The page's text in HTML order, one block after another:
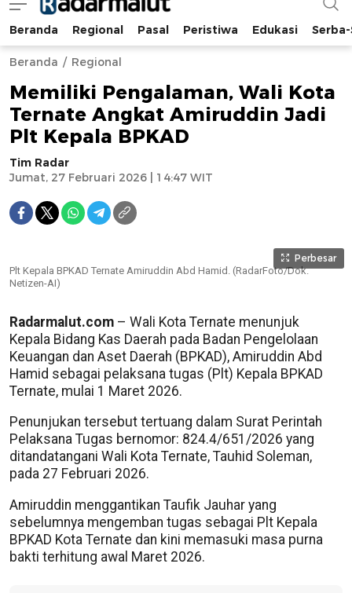
Radar Malut
Bacaan Nyindir
Beranda Regional Pasal Peristiwa Edukasi
Beranda Regional
Memiliki Pengalaman, Wali Kota
Ternate Angkat Amiruddin Jadi
Plt Kepala BPKAD
Tim Radar
Jumat, 27 Februari 2026 | 14:47 WIT
Perbesar
Plt Kepala BPKAD Ternate Amiruddin Abd Hamid. (RadarFoto/Dok.
Netizen-AI)
Radarmalut.com – Wali Kota Ternate menunjuk
Kepala Bidang Kas Daerah pada Badan Pengelolaan
Keuangan dan Aset Daerah (BPKAD), Amiruddin Abd
Hamid sebagai pelaksana tugas (Plt) Kepala BPKAD
Ternate, mulai 1 Maret 2026.
Penunjukan tersebut tertuang dalam Surat Perintah
Pelaksana Tugas bernomor: 824.4/651/2026 yang
ditandatangani Wali Kota Ternate, Tauhid Soleman,
pada 27 Februari 2026.
Amiruddin menggantikan Taufik Jauhar yang
sebelumnya mengemban tugas sebagai Plt Kepala
BPKAD Kota Ternate dan kini memasuki masa purna
bakti terhitung awal Maret 2026.